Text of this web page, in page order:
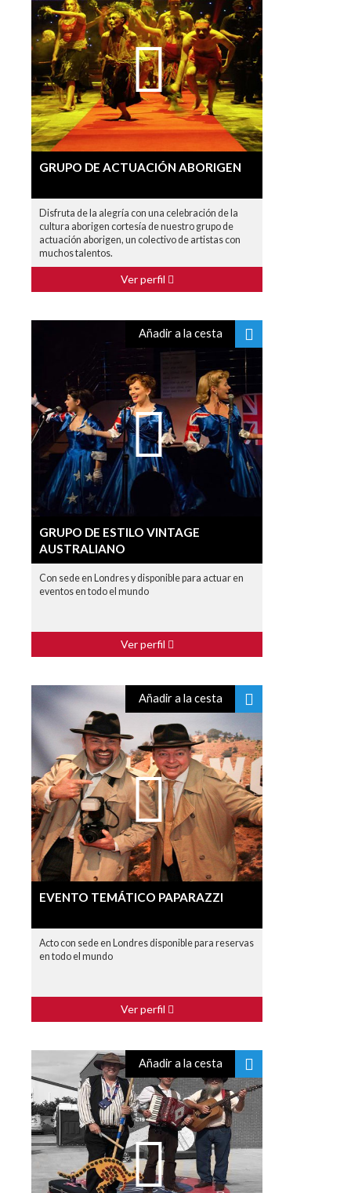
GRUPO DE ACTUACIÓN ABORIGEN
Disfruta de la alegría con una celebración de la
cultura aborigen cortesía de nuestro grupo de
actuación aborigen, un colectivo de artistas con
muchos talentos.
Ver perfil
Añadir a la cesta
GRUPO DE ESTILO VINTAGE
AUSTRALIANO
Con sede en Londres y disponible para actuar en
eventos en todo el mundo
Ver perfil
Añadir a la cesta
EVENTO TEMÁTICO PAPARAZZI
Acto con sede en Londres disponible para reservas
en todo el mundo
Ver perfil
Añadir a la cesta